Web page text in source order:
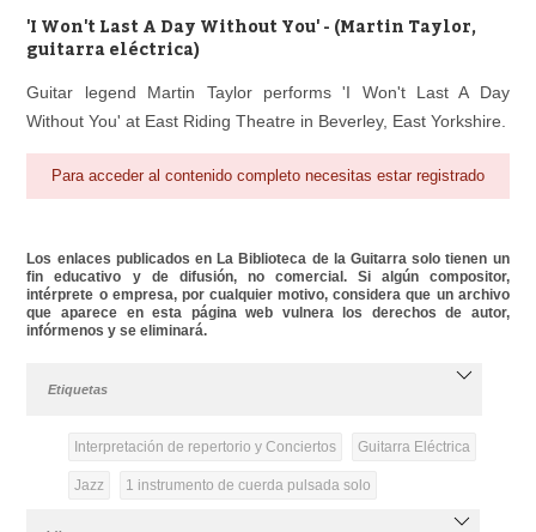
Área personal
'I Won't Last A Day Without You' - (Martin Taylor,
guitarra eléctrica)
Guitar legend Martin Taylor performs 'I Won't Last A Day
Without You' at East Riding Theatre in Beverley, East Yorkshire.
Para acceder al contenido completo necesitas estar registrado
Los enlaces publicados en La Biblioteca de la Guitarra solo tienen un
fin educativo y de difusión, no comercial. Si algún compositor,
intérprete o empresa, por cualquier motivo, considera que un archivo
que aparece en esta página web vulnera los derechos de autor,
infórmenos y se eliminará.
Etiquetas
Interpretación de repertorio y Conciertos Guitarra Eléctrica
Jazz 1 instrumento de cuerda pulsada solo